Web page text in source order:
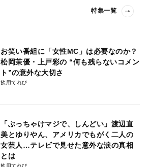
特集一覧
お笑い番組に「女性MC」は必要なのか？
松岡茉優・上戸彩の “何も残らないコメン
ト”の意外な大切さ
飲用てれび
「ぶっちゃけマジで、しんどい」渡辺直
美とゆりやん、アメリカでもがく二人の
女芸人…テレビで見せた意外な涙の真相
とは